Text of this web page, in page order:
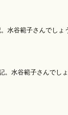
水谷範子さんでしょ
。水谷範子さんでし